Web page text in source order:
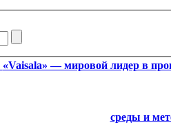
«Vaisala» — мировой лидер в
среды и